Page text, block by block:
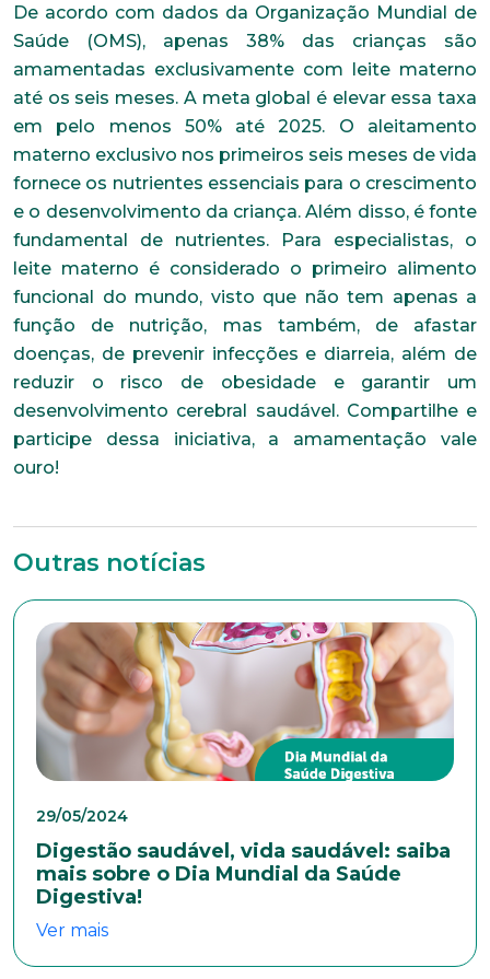
De acordo com dados da Organização Mundial de
Saúde (OMS), apenas 38% das crianças são
amamentadas exclusivamente com leite materno
até os seis meses. A meta global é elevar essa taxa
em pelo menos 50% até 2025. O aleitamento
materno exclusivo nos primeiros seis meses de vida
fornece os nutrientes essenciais para o crescimento
e o desenvolvimento da criança. Além disso, é fonte
fundamental de nutrientes. Para especialistas, o
leite materno é considerado o primeiro alimento
funcional do mundo, visto que não tem apenas a
função de nutrição, mas também, de afastar
doenças, de prevenir infecções e diarreia, além de
reduzir o risco de obesidade e garantir um
desenvolvimento cerebral saudável. Compartilhe e
participe dessa iniciativa, a amamentação vale
ouro!
Outras notícias
29/05/2024
Digestão saudável, vida saudável: saiba
mais sobre o Dia Mundial da Saúde
Digestiva!
Ver mais
Trabalhe conosco
Faça parte de uma instituição sólida, ética e
comprometida com o bem-estar dos seus
colaboradores. Preencha todos os dados abaixo e
anexe seu currículo.
*Campos obrigatórios
Nome completo*